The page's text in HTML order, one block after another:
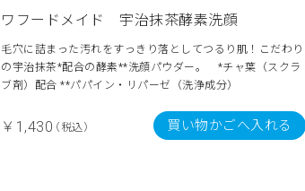
ワフードメイド 宇治抹茶酵素洗顔
毛穴に詰まった汚れをすっきり落としてつるり肌！こだわり
の宇治抹茶*配合の酵素**洗顔パウダー。 *チャ葉（スクラ
ブ剤）配合 **パパイン・リパーゼ（洗浄成分）
￥1,430（税込） 買い物かごへ入れる